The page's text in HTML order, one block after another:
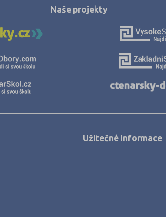
Naše projekty
Užitečné informace